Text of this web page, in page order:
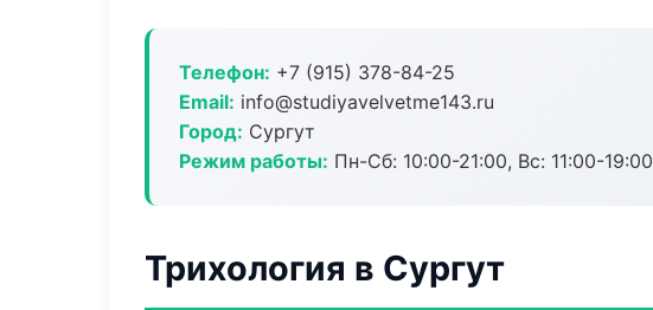
Телефон: +7 (915) 378-84-25
Email: info@studiyavelvetme143.ru
Город: Сургут
Режим работы: Пн-Сб: 10:00-21:00, Вс: 11:00-19:00
Трихология в Сургут